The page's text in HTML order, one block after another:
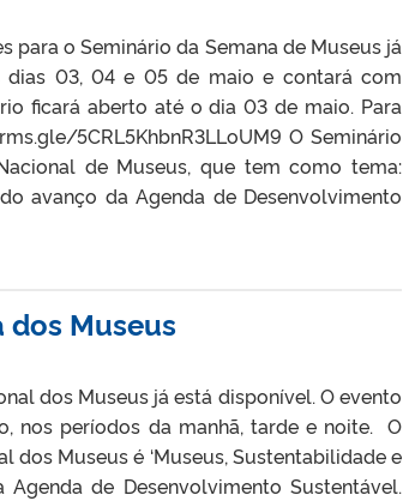
para o Seminário da Semana de Museus já
dias 03, 04 e 05 de maio e contará com
ficará aberto até o dia 03 de maio. Para
5CRL5KhbnR3LLoUM9 O Seminário
de Museus, que tem como tema:
avanço da Agenda de Desenvolvimento
dos Museus
dos Museus já está disponível. O evento
nos períodos da manhã, tarde e noite. O
dos Museus é ‘Museus, Sustentabilidade e
de Desenvolvimento Sustentável.